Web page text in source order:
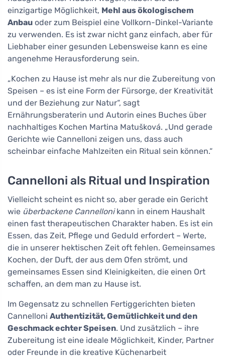
einzigartige Möglichkeit, Mehl aus ökologischem
Anbau oder zum Beispiel eine Vollkorn-Dinkel-Variante
zu verwenden. Es ist zwar nicht ganz einfach, aber für
Liebhaber einer gesunden Lebensweise kann es eine
angenehme Herausforderung sein.
„Kochen zu Hause ist mehr als nur die Zubereitung von
Speisen – es ist eine Form der Fürsorge, der Kreativität
und der Beziehung zur Natur“, sagt
Ernährungsberaterin und Autorin eines Buches über
nachhaltiges Kochen Martina Matušková. „Und gerade
Gerichte wie Cannelloni zeigen uns, dass auch
scheinbar einfache Mahlzeiten ein Ritual sein können.“
Cannelloni als Ritual und Inspiration
Vielleicht scheint es nicht so, aber gerade ein Gericht
wie überbackene Cannellonikann in einem Haushalt
einen fast therapeutischen Charakter haben. Es ist ein
Essen, das Zeit, Pflege und Geduld erfordert – Werte,
die in unserer hektischen Zeit oft fehlen. Gemeinsames
Kochen, der Duft, der aus dem Ofen strömt, und
gemeinsames Essen sind Kleinigkeiten, die einen Ort
schaffen, an dem man zu Hause ist.
Im Gegensatz zu schnellen Fertiggerichten bieten
Cannelloni Authentizität, Gemütlichkeit und den
Geschmack echter Speisen. Und zusätzlich – ihre
Zubereitung ist eine ideale Möglichkeit, Kinder, Partner
oder Freunde in die kreative Küchenarbeit